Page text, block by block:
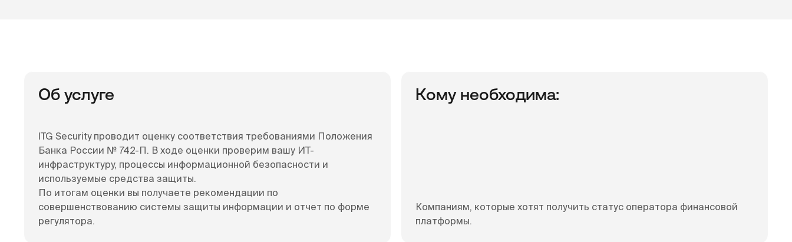
Об услуге
ITG Security проводит оценку соответствия требованиями Положения
Банка России № 742-П. В ходе оценки проверим вашу ИТ-
инфраструктуру, процессы информационной безопасности и
используемые средства защиты.
По итогам оценки вы получаете рекомендации по
совершенствованию системы защиты информации и отчет по форме
регулятора.
Кому необходима:
Компаниям, которые хотят получить статус оператора финансовой
платформы.